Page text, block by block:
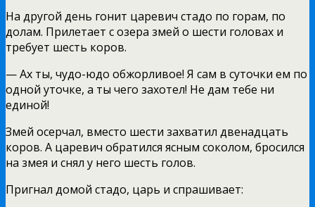
На другой день гонит царевич стадо по горам, по
долам. Прилетает с озера змей о шести головах и
требует шесть коров.
— Ах ты, чудо-юдо обжорливое! Я сам в суточки ем по
одной уточке, а ты чего захотел! Не дам тебе ни
единой!
Змей осерчал, вместо шести захватил двенадцать
коров. А царевич обратился ясным соколом, бросился
на змея и снял у него шесть голов.
Пригнал домой стадо, царь и спрашивает: